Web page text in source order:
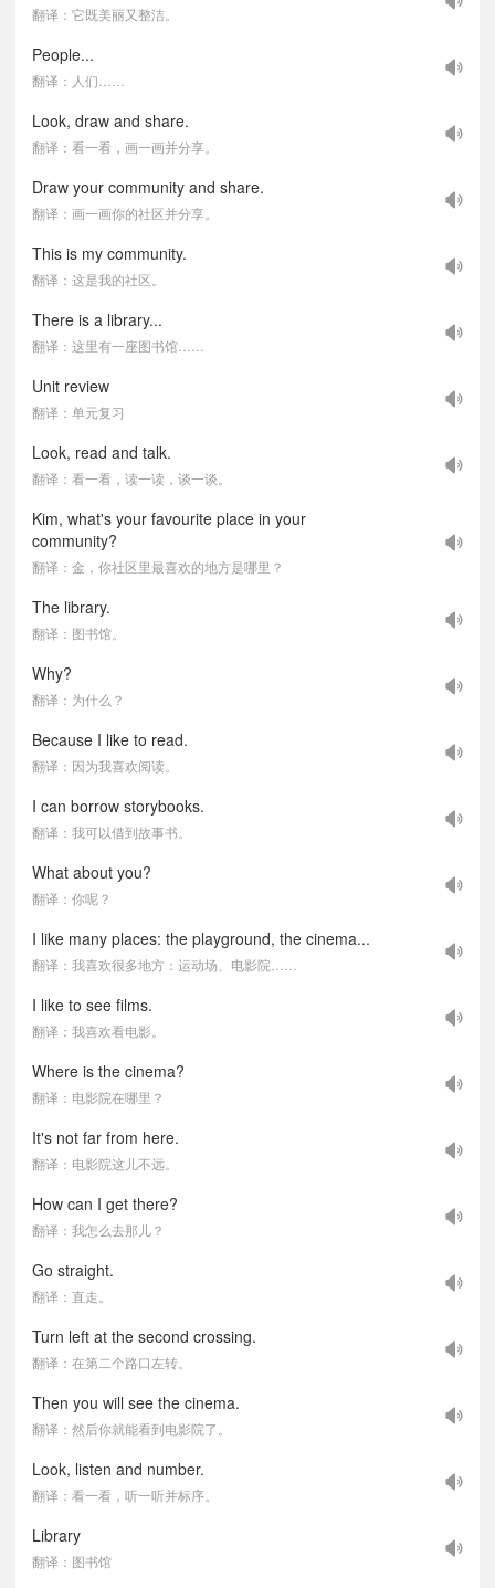
翻译：它既美丽又整洁。
People...
翻译：人们……
Look, draw and share.
翻译：看一看，画一画并分享。
Draw your community and share.
翻译：画一画你的社区并分享。
This is my community.
翻译：这是我的社区。
There is a library...
翻译：这里有一座图书馆……
Unit review
翻译：单元复习
Look, read and talk.
翻译：看一看，读一读，谈一谈。
Kim, what's your favourite place in your
community?
翻译：金，你社区里最喜欢的地方是哪里？
The library.
翻译：图书馆。
Why?
翻译：为什么？
Because I like to read.
翻译：因为我喜欢阅读。
I can borrow storybooks.
翻译：我可以借到故事书。
What about you?
翻译：你呢？
I like many places: the playground, the cinema...
翻译：我喜欢很多地方：运动场、电影院……
I like to see films.
翻译：我喜欢看电影。
Where is the cinema?
翻译：电影院在哪里？
It's not far from here.
翻译：电影院这儿不远。
How can I get there?
翻译：我怎么去那儿？
Go straight.
翻译：直走。
Turn left at the second crossing.
翻译：在第二个路口左转。
Then you will see the cinema.
翻译：然后你就能看到电影院了。
Look, listen and number.
翻译：看一看，听一听并标序。
Library
翻译：图书馆